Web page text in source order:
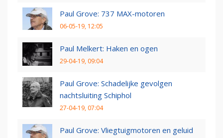
Paul Grove: 737 MAX-motoren
06-05-19, 12:05
Paul Melkert: Haken en ogen
29-04-19, 09:04
Paul Grove: Schadelijke gevolgen
nachtsluiting Schiphol
27-04-19, 07:04
Paul Grove: Vliegtuigmotoren en geluid